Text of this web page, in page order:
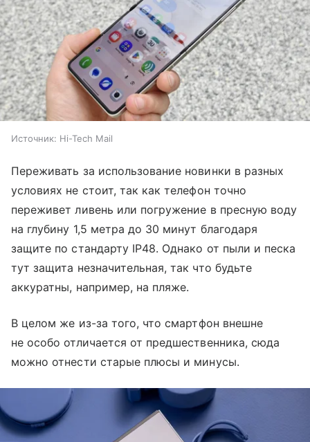
Источник: Hi-Tech Mail
Переживать за использование новинки в разных
условиях не стоит, так как телефон точно
переживет ливень или погружение в пресную воду
на глубину 1,5 метра до 30 минут благодаря
защите по стандарту IP48. Однако от пыли и песка
тут защита незначительная, так что будьте
аккуратны, например, на пляже.
В целом же из-за того, что смартфон внешне
не особо отличается от предшественника, сюда
можно отнести старые плюсы и минусы.